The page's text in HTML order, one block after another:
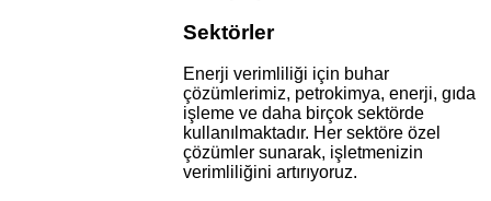
Sektörler
Enerji verimliliği için buhar
çözümlerimiz, petrokimya, enerji, gıda
işleme ve daha birçok sektörde
kullanılmaktadır. Her sektöre özel
çözümler sunarak, işletmenizin
verimliliğini artırıyoruz.